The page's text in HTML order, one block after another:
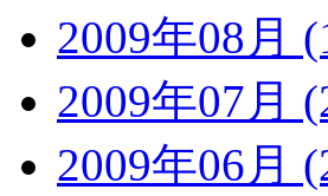
2009年08月
2009年07月
2009年06月